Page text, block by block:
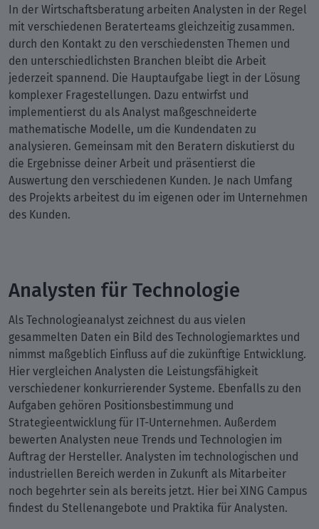
In der Wirtschaftsberatung arbeiten Analysten in der Regel
mit verschiedenen Beraterteams gleichzeitig zusammen.
durch den Kontakt zu den verschiedensten Themen und
den unterschiedlichsten Branchen bleibt die Arbeit
jederzeit spannend. Die Hauptaufgabe liegt in der Lösung
komplexer Fragestellungen. Dazu entwirfst und
implementierst du als Analyst maßgeschneiderte
mathematische Modelle, um die Kundendaten zu
analysieren. Gemeinsam mit den Beratern diskutierst du
die Ergebnisse deiner Arbeit und präsentierst die
Auswertung den verschiedenen Kunden. Je nach Umfang
des Projekts arbeitest du im eigenen oder im Unternehmen
des Kunden.
Analysten für Technologie
Als Technologieanalyst zeichnest du aus vielen
gesammelten Daten ein Bild des Technologiemarktes und
nimmst maßgeblich Einfluss auf die zukünftige Entwicklung.
Hier vergleichen Analysten die Leistungsfähigkeit
verschiedener konkurrierender Systeme. Ebenfalls zu den
Aufgaben gehören Positionsbestimmung und
Strategieentwicklung für IT-Unternehmen. Außerdem
bewerten Analysten neue Trends und Technologien im
Auftrag der Hersteller. Analysten im technologischen und
industriellen Bereich werden in Zukunft als Mitarbeiter
noch begehrter sein als bereits jetzt. Hier bei XING Campus
findest du Stellenangebote und Praktika für Analysten.